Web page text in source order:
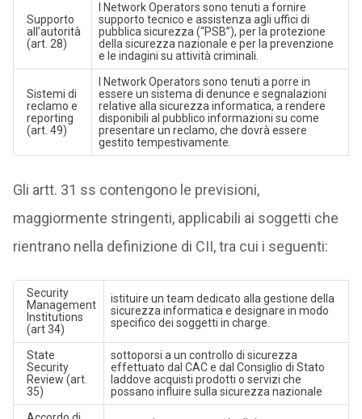
Supporto
all’autorità
(art. 28)
I Network Operators sono tenuti a fornire
supporto tecnico e assistenza agli uffici di
pubblica sicurezza (“PSB”), per la protezione
della sicurezza nazionale e per la prevenzione
e le indagini su attività criminali.
Sistemi di
reclamo e
reporting
(art. 49)
I Network Operators sono tenuti a porre in
essere un sistema di denunce e segnalazioni
relative alla sicurezza informatica, a rendere
disponibili al pubblico informazioni su come
presentare un reclamo, che dovrà essere
gestito tempestivamente.
Gli artt. 31 ss contengono le previsioni,
maggiormente stringenti, applicabili ai soggetti che
rientrano nella definizione di CII, tra cui i seguenti:
Security
Management
Institutions
(art 34)
istituire un team dedicato alla gestione della
sicurezza informatica e designare in modo
specifico dei soggetti in charge.
State
Security
Review (art.
35)
sottoporsi a un controllo di sicurezza
effettuato dal CAC e dal Consiglio di Stato
laddove acquisti prodotti o servizi che
possano influire sulla sicurezza nazionale